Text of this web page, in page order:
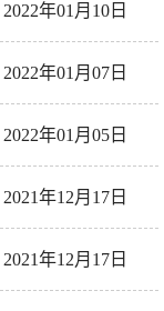
2022年01月10日
2022年01月07日
2022年01月05日
2021年12月17日
2021年12月17日